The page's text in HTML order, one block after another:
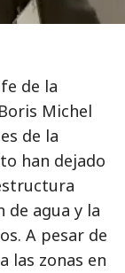
de la
Michel
de la
han dejado
de agua y la
A pesar de
las zonas en